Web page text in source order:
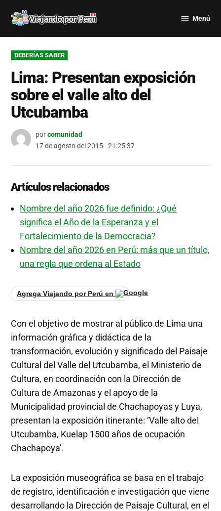
por Perú
Menú
PUBLICADO
EN
DEBERÍAS SABER
Lima: Presentan exposición
sobre el valle alto del
Utcubamba
porcomunidad
17 de agosto del 2015 - 21:25:37
Artículos relacionados
Nombre del año 2026 fue definido: ¿Qué
significa el Año de la Esperanza y el
Fortalecimiento de la Democracia?
Nombre del año 2026 en Perú: más que un título,
una regla que ordena al Estado
Agrega Viajando por Perú en
Con el objetivo de mostrar al público de Lima una
información gráfica y didáctica de la
transformación, evolución y significado del Paisaje
Cultural del Valle del Utcubamba, el Ministerio de
Cultura, en coordinación con la Dirección de
Cultura de Amazonas y el apoyo de la
Municipalidad provincial de Chachapoyas y Luya,
presentan la exposición itinerante: ‘Valle alto del
Utcubamba, Kuelap 1500 años de ocupación
Chachapoya’.
La exposición museográfica se basa en el trabajo
de registro, identificación e investigación que viene
desarrollando la Dirección de Paisaje Cultural, en el